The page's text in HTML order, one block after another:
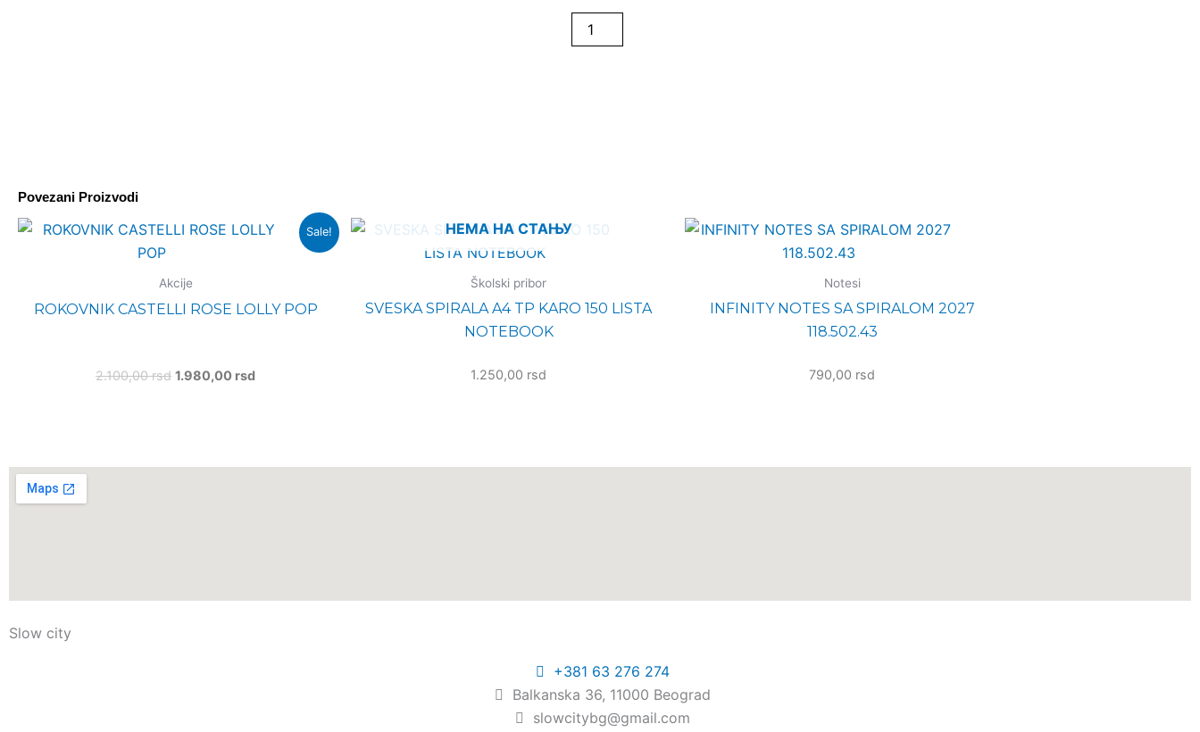
Notes
sa
Povezani Proizvodi
Sale!
Akcije
ROKOVNIK CASTELLI ROSE LOLLY POP
2.100,00rsd
Оригинална
2.100,00 rsd.
1.980,00 rsd
Тренутна
НЕМА НА СТАЊУ
Školski pribor
SVESKA SPIRALA A4 TP KARO 150 LISTA
NOTEBOOK
1.250,00 rsd
Notesi
INFINITY NOTES SA SPIRALOM 2027
118.502.43
790,00 rsd
Slow city
+381 63 276 274​
Balkanska 36, 11000 Beograd​
slowcitybg@gmail.com